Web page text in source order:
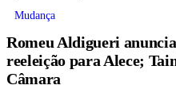
Mudança
Romeu Aldigueri
reeleição para Alece;
Câmara